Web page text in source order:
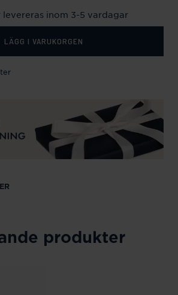
levereras inom 3-5 vardagar
LÄGG I VARUKORGEN
produkter